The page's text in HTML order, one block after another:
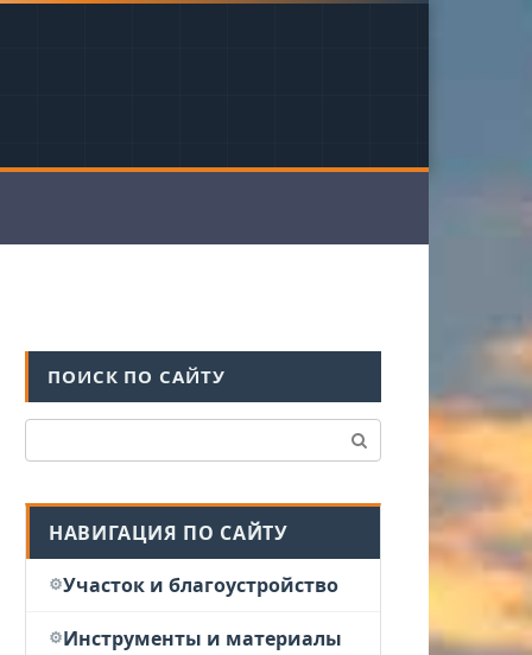
ПОИСК ПО САЙТУ
НАВИГАЦИЯ ПО САЙТУ
Участок и благоустройство
Инструменты и материалы